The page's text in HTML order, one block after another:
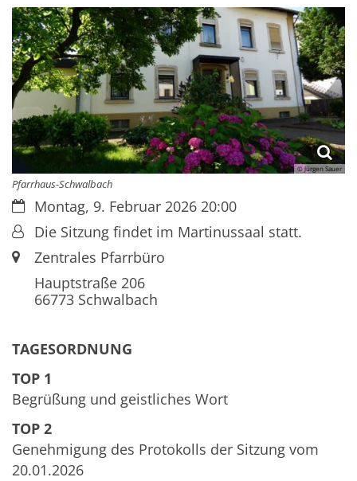
© Jürgen Sauer
Pfarrhaus-Schwalbach
Datum:Montag, 9. Februar 2026 20:00
Von:Die Sitzung findet im Martinussaal statt.
Ort:Zentrales Pfarrbüro
Hauptstraße 206
66773Schwalbach
TAGESORDNUNG
TOP 1
Begrüßung und geistliches Wort
TOP 2
Genehmigung des Protokolls der Sitzung vom
20.01.2026